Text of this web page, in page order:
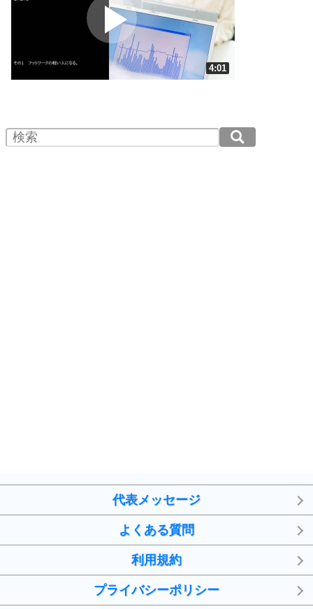
ポジティブになれない原因は、行動しないから。
ポジティブ思考になる30の方法
ストレス対策
人生、なんとかなるもの。
気楽に生きる30の方法
4 器の大きい人は、怒りを優しさで表現する。
10
人を好きになったら、まず相手を徹底的に信じる
ことが大切。
恋する人が知っておきたい30の大切なこと
4:01
2.0倍速 （473KB 2分0秒）
代表メッセージ
よくある質問
利用規約
プライバシーポリシー